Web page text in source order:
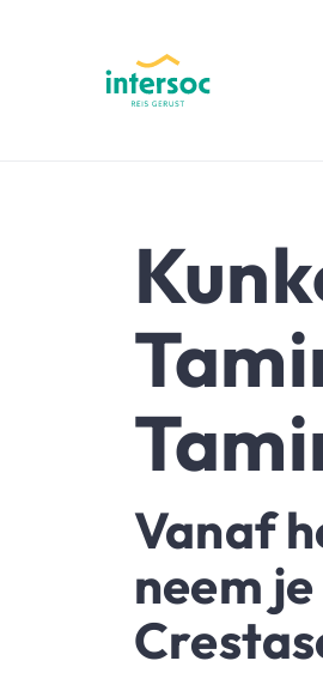
Vanaf
neem